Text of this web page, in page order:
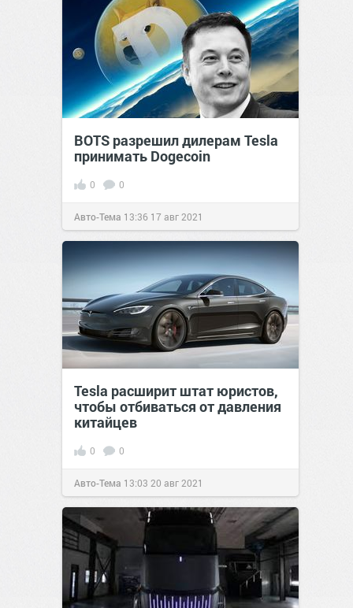
BOTS разрешил дилерам Tesla
принимать Dogecoin
0 0
Авто-Тема 13:36 17 авг 2021
Tesla расширит штат юристов,
чтобы отбиваться от давления
китайцев
0 0
Авто-Тема 13:03 20 авг 2021